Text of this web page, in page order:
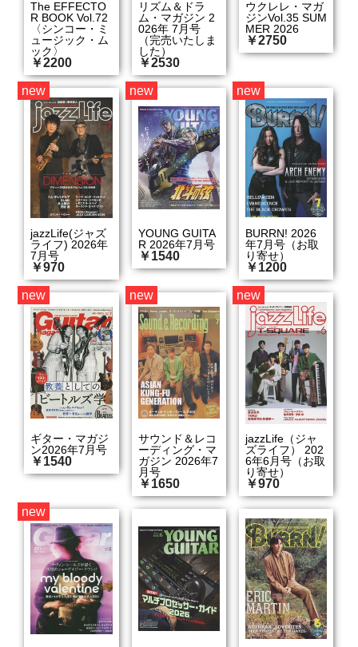
The EFFECTO
R BOOK Vol.72
〈シンコー・ミ
ュージック・ム
ック〉
￥2200
リズム＆ドラ
ム・マガジン 2
026年 7月号
（完売いたしま
した）
￥2530
ウクレレ・マガ
ジンVol.35 SUM
MER 2026
￥2750
new
jazzLife(ジャズ
ライフ) 2026年
7月号
￥970
new
YOUNG GUITA
R 2026年7月号
￥1540
new
BURRN! 2026
年7月号（お取
り寄せ）
￥1200
new
ギター・マガジ
ン2026年7月号
￥1540
new
サウンド＆レコ
ーディング・マ
ガジン 2026年7
月号
￥1650
new
jazzLife（ジャ
ズライフ） 202
6年6月号（お取
り寄せ）
￥970
new